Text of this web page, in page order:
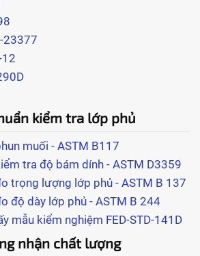
23377
kiểm tra lớp phủ
muối - ASTM B117
tra độ bám dính - ASTM D3359
trọng lượng lớp phủ - ASTM B 137
độ dày lớp phủ - ASTM B 244
mẫu kiểm nghiệm FED-STD-141D
nhận chất lượng